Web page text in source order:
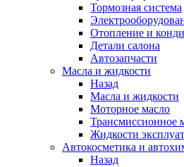
Тормозная система
Отопление и
Детали салона
Автозапчасти
Масла и жидкости
Назад
Масла и жидкости
Моторное масло
Трансмиссионное
Жидкости
Автокосметика и
Назад